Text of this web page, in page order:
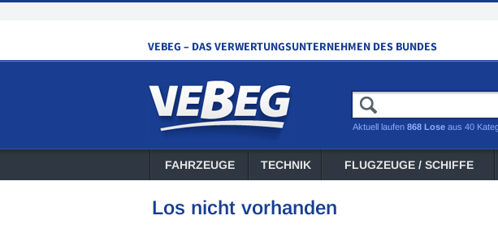
Aktuell laufen 868 Lose aus 40
FAHRZEUGE TECHNIK FLUGZEUGE / SCHIFFE
Los nicht vorhanden